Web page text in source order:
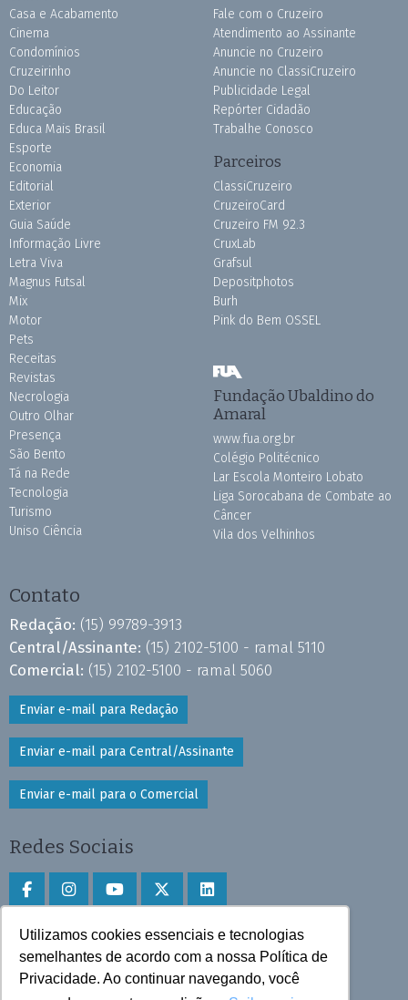
Utilizamos cookies essenciais e tecnologias
semelhantes de acordo com a nossa Política de
Privacidade. Ao continuar navegando, você
Casa e Acabamento
Cinema
Condomínios
Cruzeirinho
Do Leitor
Educação
Educa Mais Brasil
Esporte
Economia
Editorial
Exterior
Guia Saúde
Informação Livre
Letra Viva
Magnus Futsal
Mix
Motor
Pets
Receitas
Revistas
Necrologia
Outro Olhar
Presença
São Bento
Tá na Rede
Tecnologia
Turismo
Uniso Ciência
Fale com o Cruzeiro
Atendimento ao Assinante
Anuncie no Cruzeiro
Anuncie no ClassiCruzeiro
Publicidade Legal
Repórter Cidadão
Trabalhe Conosco
Parceiros
ClassiCruzeiro
CruzeiroCard
Cruzeiro FM 92.3
CruxLab
Grafsul
Depositphotos
Burh
Pink do Bem OSSEL
Fundação Ubaldino do
Amaral
www.fua.org.br
Colégio Politécnico
Lar Escola Monteiro Lobato
Liga Sorocabana de Combate ao
Câncer
Vila dos Velhinhos
Contato
Redação: (15) 99789-3913
Central/Assinante: (15) 2102-5100 - ramal 5110
Comercial: (15) 2102-5100 - ramal 5060
Enviar e-mail para Redação
Enviar e-mail para Central/Assinante
Enviar e-mail para o Comercial
Redes Sociais
Faça download do aplicativo
Play Store e App Store